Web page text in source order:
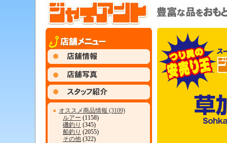
● オススメ商品情報 (3109)
ルアー (1158)
磯釣り (345)
船釣り (2055)
その他 (322)